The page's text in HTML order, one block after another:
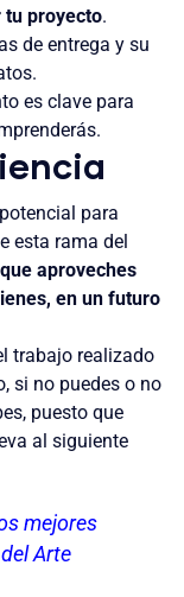
tu proyecto.
de entrega y su
es clave para
para
esta rama del
aproveches
en un futuro
trabajo realizado
si no puedes o no
puesto que
al siguiente
mejores
Arte